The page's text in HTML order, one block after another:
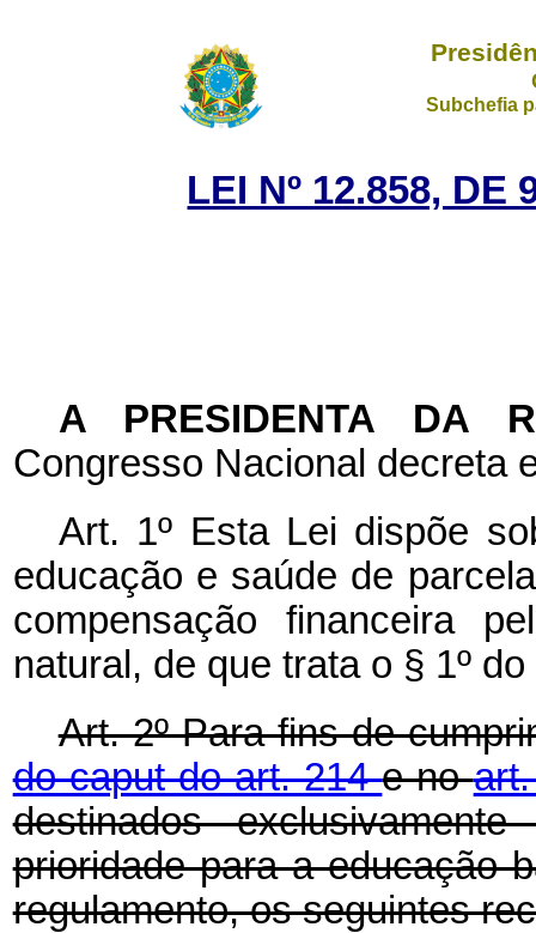
Subchefia
LEI Nº 12.858, DE
A PRESIDENTA DA
Congresso Nacional decreta
Art. 1º Esta Lei dispõe
educação e saúde de
compensação financeira
natural, de que trata o § 1º
Art. 2º Para fins de
do caput do art. 214e no
destinados
prioridade para a educação
regulamento, os seguintes